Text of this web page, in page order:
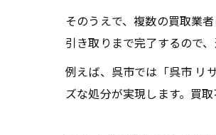
そのうえで、複数の買取業
引き取りまで完了するので
例えば、呉市では「呉市 リ
ズな処分が実現します。買